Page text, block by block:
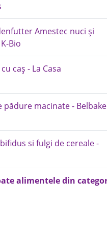
Amestec nuci și
Bio
caș - La Casa
pădure macinate - Belbake
si fulgi de cereale -
alimentele din